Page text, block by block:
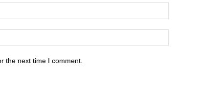
the next time I comment.